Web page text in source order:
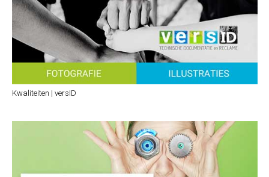
Kwaliteiten | versID